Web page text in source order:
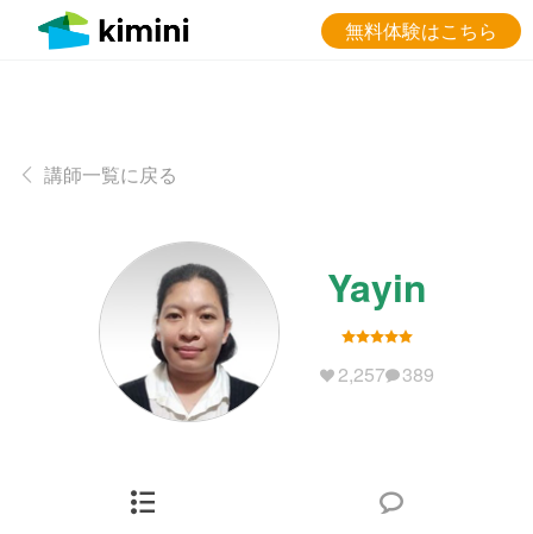
無料体験はこちら
講師一覧に戻る
Yayin
2,257 389